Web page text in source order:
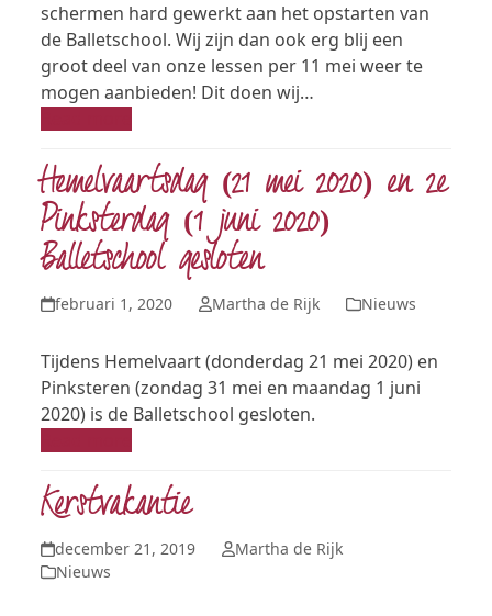
schermen hard gewerkt aan het opstarten van
de Balletschool. Wij zijn dan ook erg blij een
groot deel van onze lessen per 11 mei weer te
mogen aanbieden! Dit doen wij…
Hemelvaartsdag (21 mei 2020) en 2e
Pinksterdag (1 juni 2020)
Balletschool gesloten
februari 1, 2020 Martha de Rijk Nieuws
Tijdens Hemelvaart (donderdag 21 mei 2020) en
Pinksteren (zondag 31 mei en maandag 1 juni
2020) is de Balletschool gesloten.
Kerstvakantie
december 21, 2019
Martha de Rijk
Nieuws